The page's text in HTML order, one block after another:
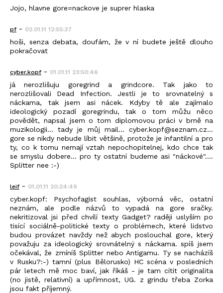
Jojo, hlavne gore=nackove je suprer hlaska
pf - 02.01.11 12:55:37
hoši, senza debata, doufám, že v ní budete ještě dlouho
pokračovat
cyber.kopf - 01.01.11 23:50:46
já nerozlišuju goregrind a grindcore. Tak jako to
nerozlišovali Dead Infection. Jestli je to srovnatelný s
náckama, tak jsem asi nácek. Kdyby tě ale zajímalo
ideologický pozadí goregrindu, tak o tom můžu něco
povědět, napsal jsem o tom diplomovou práci v brně na
muzikologii... tady je můj mail... cyber.kopf@seznam.cz...
gore se nikdy nebude líbit většině, protože je infantilní a pro
ty, co k tomu nemají vztah nepochopitelnej, kdo chce tak
se smyslu dobere... pro ty ostatní budeme asi "náckové"....
Splitter nee :-)
leif - 01.01.11 20:24:49
cyber.kopf: Psychofagist souhlas, výborná věc, ostatní
neznám, ale podle názvů to vypadá na gore sračky.
nekritizoval jsi před chvílí texty Gadget? raději uslyším po
tisící sociálně-politické texty o problémech, které lidstvo
budou provázet navždy než abych poslouchal gore, který
považuju za ideologický srovnátelný s náckama. spíš jsem
očekával, že zmíníš Splitter nebo Antigamu. Ty se nacházíš
v Rusku?:-) tamní (plus Bělorusko) HC scéna v posledních
pár letech mě moc baví, jak říkáš - je tam cítit originalita
(no jistě, relativní) a upřímnost, UG. z grindu třeba Zorka
jsou fakt příjemný.